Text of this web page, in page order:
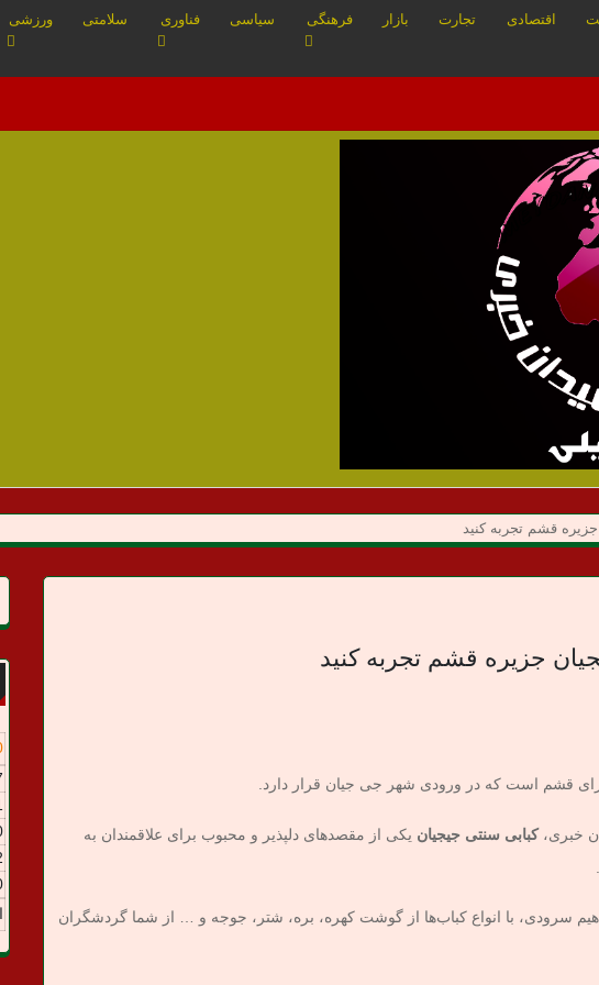
اقتصادی تجارت بازار فرهنگی سیاسی فناوری سلامتی ورزشی
قشم تجربه کنید
جزیره قشم تجربه کنید
قشم است که در ورودی شهر جی‌ جیان قرار دارد.
خبری،کبابی سنتی جیجیان یکی از مقصدهای دلپذیر و محبوب برای علاقمندان به
سرودی، با انواع کباب‌ها از گوشت کهره، بره، شتر، جوجه و … از شما گردشگران